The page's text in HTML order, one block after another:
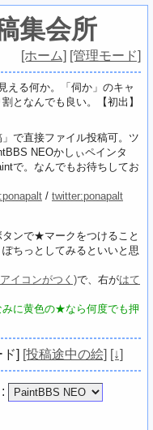
集会所
[ホーム] [管理モード]
える何か。「伺か」のキャ
となんでも良い。【初出】
で直接ファイル投稿可。ツ
NEOかしぃペインタ
で。なんでもお待ちしてお
/ twitter:ponapalt
ンで★マークをつけること
ちっとしてみるといいと思
イコンがつく)で、右がはて
に黄色の★なら何度でも押
] [投稿途中の絵] [↓]